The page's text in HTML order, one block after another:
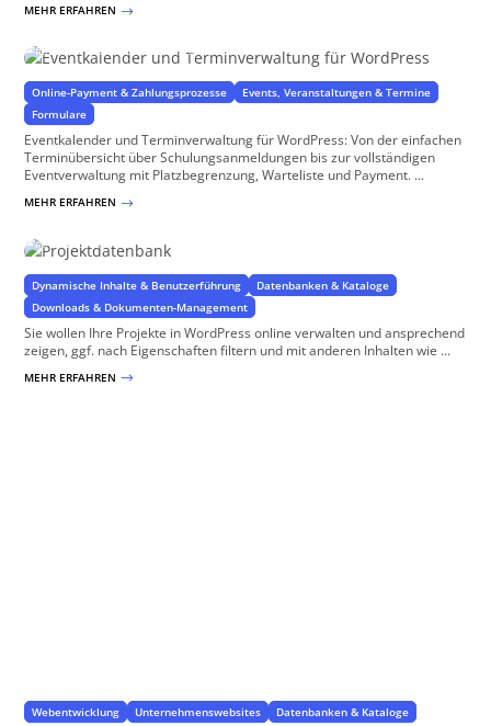
MEHR ERFAHREN $
für WordPress und WooCommerce
Online-Payment & Zahlungsprozesse
Events, Veranstaltungen & Termine
Formulare
Eventkalender und Terminverwaltung für WordPress: Von der einfachen
Terminübersicht über Schulungsanmeldungen bis zur vollständigen
Eventverwaltung mit Platzbegrenzung, Warteliste und Payment. ...
MEHR ERFAHREN $
mit WordPress
Dynamische Inhalte & Benutzerführung
Datenbanken & Kataloge
Downloads & Dokumenten-Management
Sie wollen Ihre Projekte in WordPress online verwalten und ansprechend
zeigen, ggf. nach Eigenschaften filtern und mit anderen Inhalten wie ...
MEHR ERFAHREN $
Webentwicklung Unternehmenswebsites Datenbanken & Kataloge